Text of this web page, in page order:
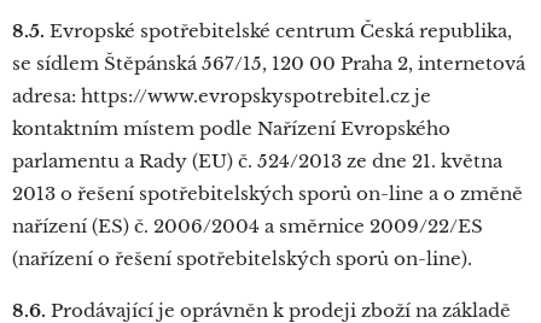
8.5. Evropské spotřebitelské centrum Česká republika,
se sídlem Štěpánská 567/15, 120 00 Praha 2, internetová
adresa: https://www.evropskyspotrebitel.cz je
kontaktním místem podle Nařízení Evropského
parlamentu a Rady (EU) č. 524/2013 ze dne 21. května
2013 o řešení spotřebitelských sporů on-line a o změně
nařízení (ES) č. 2006/2004 a směrnice 2009/22/ES
(nařízení o řešení spotřebitelských sporů on-line).
8.6. Prodávající je oprávněn k prodeji zboží na základě